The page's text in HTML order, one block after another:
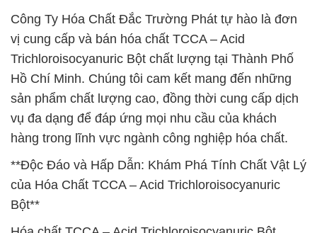
Công Ty Hóa Chất Đắc Trường Phát tự hào là đơn
vị cung cấp và bán hóa chất TCCA – Acid
Trichloroisocyanuric Bột chất lượng tại Thành Phố
Hồ Chí Minh. Chúng tôi cam kết mang đến những
sản phẩm chất lượng cao, đồng thời cung cấp dịch
vụ đa dạng để đáp ứng mọi nhu cầu của khách
hàng trong lĩnh vực ngành công nghiệp hóa chất.
**Độc Đáo và Hấp Dẫn: Khám Phá Tính Chất Vật Lý
của Hóa Chất TCCA – Acid Trichloroisocyanuric
Bột**